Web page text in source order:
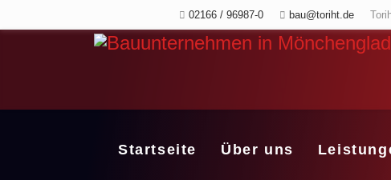
02166 / 96987-0 bau@toriht.de
Startseite Über uns